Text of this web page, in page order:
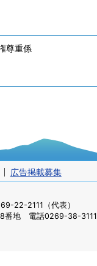
尊重係
広告掲載募集
22-2111（代表）
番地 電話0269-38-3111